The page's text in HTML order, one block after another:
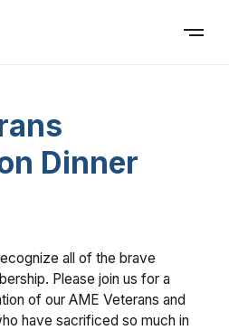
Dinner
all of the brave
Please join us for a
of our AME Veterans and
have sacrificed so much in